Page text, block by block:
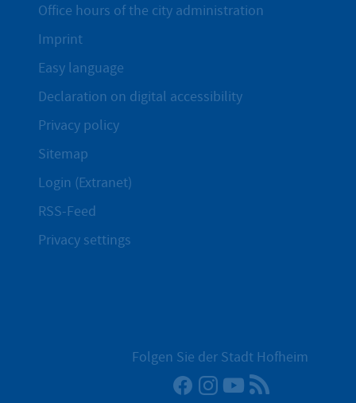
Office hours of the city administration
Imprint
Easy language
Declaration on digital accessibility
Privacy policy
Sitemap
Login (Extranet)
RSS-Feed
Privacy settings
Folgen Sie der Stadt Hofheim
Facebook
Instagram
YouTube